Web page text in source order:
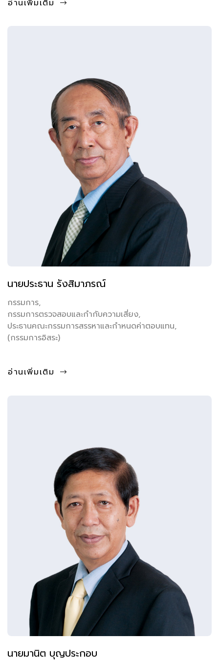
อ่านเพิ่มเติม
นายประธาน รังสิมาภรณ์
กรรมการ,
กรรมการตรวจสอบและกำกับความเสี่ยง,
ประธานคณะกรรมการสรรหาและกำหนดค่าตอบแทน,
(กรรมการอิสระ)
อ่านเพิ่มเติม
นายมานิต บุญประกอบ